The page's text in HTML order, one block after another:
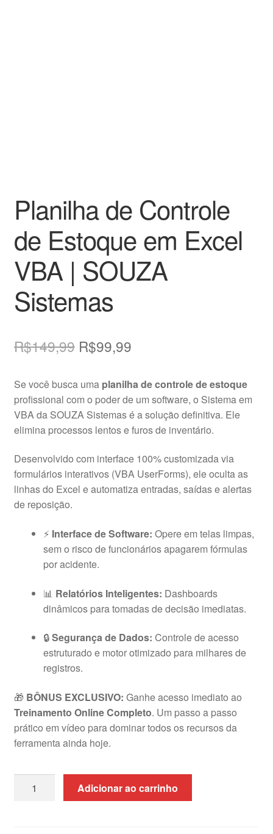
Planilha de Controle
de Estoque em Excel
VBA | SOUZA
Sistemas
R$149,99 O
original
era:
R$149,99.
R$99,99O
atual
é:
R$99,99.
Se você busca uma planilha de controle de estoque
profissional com o poder de um software, o Sistema em
VBA da SOUZA Sistemas é a solução definitiva. Ele
elimina processos lentos e furos de inventário.
Desenvolvido com interface 100% customizada via
formulários interativos (VBA UserForms), ele oculta as
linhas do Excel e automatiza entradas, saídas e alertas
de reposição.
⚡ Interface de Software: Opere em telas limpas,
sem o risco de funcionários apagarem fórmulas
por acidente.
📊 Relatórios Inteligentes: Dashboards
dinâmicos para tomadas de decisão imediatas.
🔒Segurança de Dados: Controle de acesso
estruturado e motor otimizado para milhares de
registros.
🎁 BÔNUS EXCLUSIVO: Ganhe acesso imediato ao
Treinamento Online Completo. Um passo a passo
prático em vídeo para dominar todos os recursos da
ferramenta ainda hoje.
Adicionar ao carrinho